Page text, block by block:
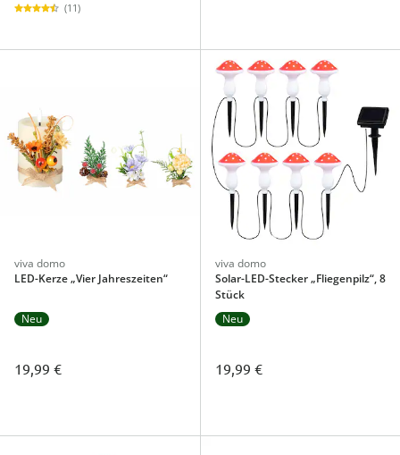
(11)
viva domo
LED-Kerze „Vier Jahreszeiten“
Neu
19,99 €
viva domo
Solar-LED-Stecker „Fliegenpilz“, 8
Stück
Neu
19,99 €